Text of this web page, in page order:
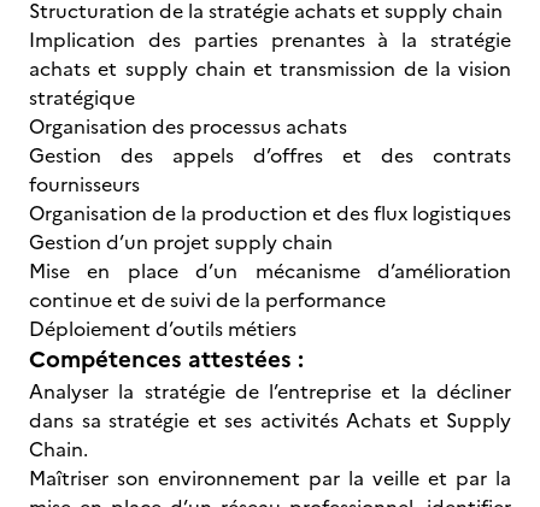
Structuration de la stratégie achats et supply chain
Implication des parties prenantes à la stratégie
achats et supply chain et transmission de la vision
stratégique
Organisation des processus achats
Gestion des appels d’offres et des contrats
fournisseurs
Organisation de la production et des flux logistiques
Gestion d’un projet supply chain
Mise en place d’un mécanisme d’amélioration
continue et de suivi de la performance
Déploiement d’outils métiers
Compétences attestées :
Analyser la stratégie de l’entreprise et la décliner
dans sa stratégie et ses activités Achats et Supply
Chain.
Maîtriser son environnement par la veille et par la